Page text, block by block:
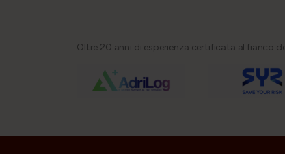
Oltre 20 anni di esperienza certificata al fianco